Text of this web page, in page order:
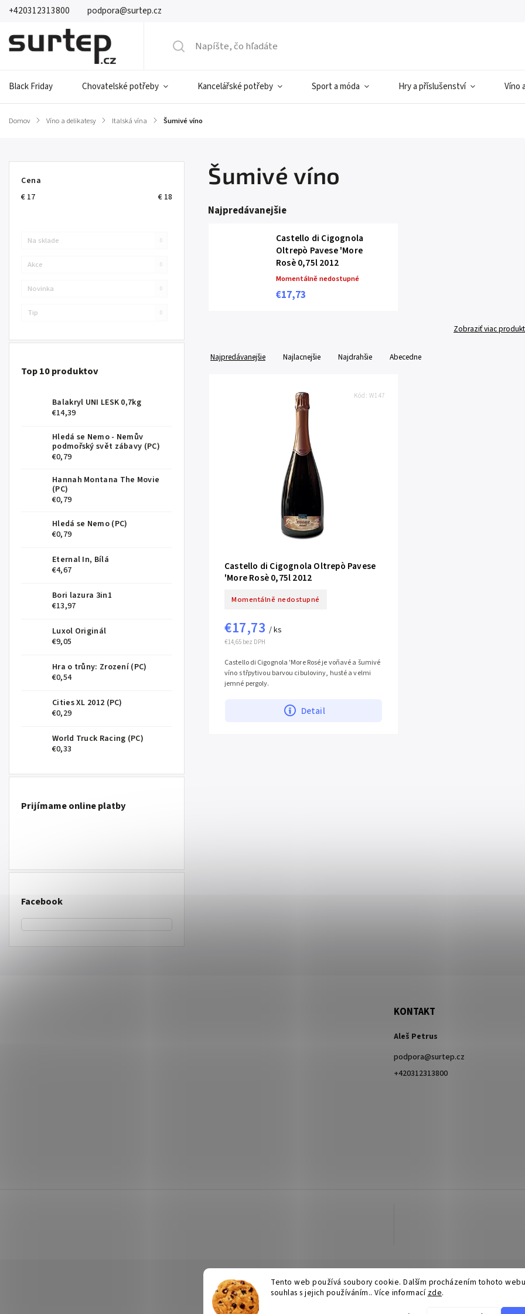
Tento web používá soubory cookie. Dalším procházením tohoto
souhlas s jejich používáním.. Více informací zde.
+420312313800 podpora@surtep.cz
Black Friday Chovatelské potřeby Kancelářské potřeby Sport a móda Hry a příslušenství Víno
Domov / Víno a delikatesy / Italská vína / Šumivé víno
Cena
€ 17 € 18
Na sklade 0
Akce 0
Novinka 0
Tip 0
Top 10 produktov
Balakryl UNI LESK 0,7kg
€14,39
Hledá se Nemo - Nemův
podmořský svět zábavy (PC)
€0,79
Hannah Montana The Movie
(PC)
€0,79
Hledá se Nemo (PC)
€0,79
Eternal In, Bílá
€4,67
Bori lazura 3in1
€13,97
Luxol Originál
€9,05
Hra o trůny: Zrození (PC)
€0,54
Cities XL 2012 (PC)
€0,29
World Truck Racing (PC)
€0,33
Prijímame online platby
Facebook
Šumivé víno
Najpredávanejšie
Castello di Cigognola
Oltrepò Pavese 'More
Rosè 0,75l 2012
Momentálně nedostupné
€17,73
Zobraziť viac
Najpredávanejšie Najlacnejšie Najdrahšie Abecedne
Castello di Cigognola Oltrepò Pavese
'More Rosè 0,75l 2012
Momentálně nedostupné
€14,65 bez DPH
€17,73 / ks
Detail
Castello di Cigognola 'More Rosé je voňavé a šumivé
víno s třpytivou barvou cibuloviny, husté a velmi
jemné pergoly.
Kód:W147
KONTAKT
Aleš Petrus
podpora@surtep.cz
+420312313800
Copyright 2026Surtep. Všetky práva vyhradené.